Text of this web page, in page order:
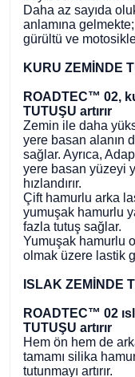
Daha az sayıda
anlamına
gürültü ve
KURU ZEMİNDE
ROADTEC™ 02,
TUTUŞU artırır
Zemin ile daha
yere basan alanın
sağlar. Ayrıca,
yere basan yüzeyi
hızlandırır.
Çift hamurlu arka
yumuşak hamurlu
fazla tutuş sağlar.
Yumuşak hamurlu
olmak üzere lastik
ISLAK ZEMİNDE
ROADTEC™ 02
TUTUŞU artırır
Hem ön hem de
tamamı silika
tutunmayı artırır.